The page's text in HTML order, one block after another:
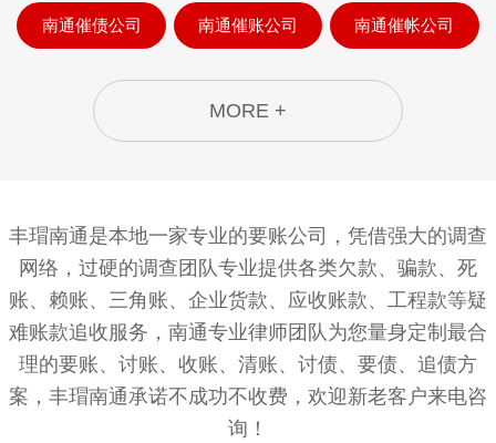
南通催债公司 南通催账公司 南通催帐公司
MORE +
丰瑁南通是本地一家专业的要账公司，凭借强大的调查
网络，过硬的调查团队专业提供各类欠款、骗款、死
账、赖账、三角账、企业货款、应收账款、工程款等疑
难账款追收服务，南通专业律师团队为您量身定制最合
理的要账、讨账、收账、清账、讨债、要债、追债方
案，丰瑁南通承诺不成功不收费，欢迎新老客户来电咨
询！